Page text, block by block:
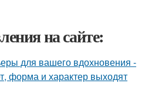
на сайте:
для вашего вдохновения -
форма и характер выходят